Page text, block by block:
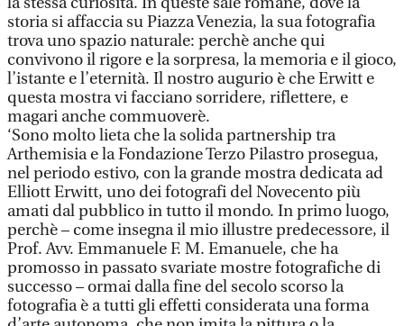
storia si affaccia su Piazza Venezia, la sua fotografia
trova uno spazio naturale: perchè anche qui
convivono il rigore e la sorpresa, la memoria e il gioco,
l’istante e l’eternità. Il nostro augurio è che Erwitt e
questa mostra vi facciano sorridere, riflettere, e
magari anche commuoverè.
‘Sono molto lieta che la solida partnership tra
Arthemisia e la Fondazione Terzo Pilastro prosegua,
nel periodo estivo, con la grande mostra dedicata ad
Elliott Erwitt, uno dei fotografi del Novecento più
amati dal pubblico in tutto il mondo. In primo luogo,
perchè – come insegna il mio illustre predecessore, il
Prof. Avv. Emmanuele F. M. Emanuele, che ha
promosso in passato svariate mostre fotografiche di
successo – ormai dalla fine del secolo scorso la
fotografia è a tutti gli effetti considerata una forma